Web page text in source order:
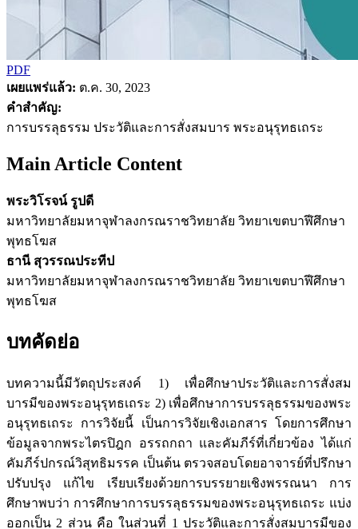
PDF
เผยแพร่แล้ว: ต.ค. 30, 2023
คำสำคัญ:
การบรรลุธรรม ประวัติและการสั่งสมบาร พระอนุรุทธเถระ
Main Article Content
พระวิโรจน์ รูปดี
มหาวิทยาลัยมหาจุฬาลงกรณราชวิทยาลัย วิทยาเขตบาฬีศึกษา
พุทธโฆส
ธานี สุวรรณประทีป
มหาวิทยาลัยมหาจุฬาลงกรณราชวิทยาลัย วิทยาเขตบาฬีศึกษา
พุทธโฆส
บทคัดย่อ
บทความนี้มีวัตถุประสงค์ 1) เพื่อศึกษาประวัติและการสั่งสม
บารมีของพระอนุรุทธเถระ 2) เพื่อศึกษาการบรรลุธรรมของพระ
อนุรุทธเถระ การวิจัยนี้ เป็นการวิจัยเชิงเอกสาร โดยการศึกษา
ข้อมูลจากพระไตรปิฎก อรรถกถา และคัมภีร์ที่เกี่ยวข้อง ได้แก่
คัมภีร์ปกรณ์วิสุทธิมรรค เป็นต้น ตรวจสอบโดยอาจารย์ที่ปรึกษา
ปรับปรุง แก้ไข เรียบเรียงด้วยการบรรยายเชิงพรรณนา การ
ศึกษาพบว่า การศึกษาการบรรลุธรรมของพระอนุรุทธเถระ แบ่ง
ออกเป็น 2 ส่วน คือ ในส่วนที่ 1 ประวัติและการสั่งสมบารมีของ